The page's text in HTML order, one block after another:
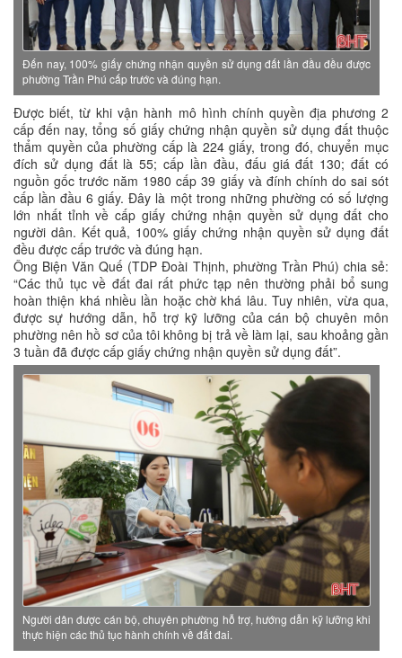
Đến nay, 100% giấy chứng nhận quyền sử dụng đất lần đầu đều được
phường Trần Phú cấp trước và đúng hạn.
Được biết, từ khi vận hành mô hình chính quyền địa phương 2
cấp đến nay, tổng số giấy chứng nhận quyền sử dụng đất thuộc
thẩm quyền của phường cấp là 224 giấy, trong đó, chuyển mục
đích sử dụng đất là 55; cấp lần đầu, đấu giá đất 130; đất có
nguồn gốc trước năm 1980 cấp 39 giấy và đính chính do sai sót
cấp lần đầu 6 giấy. Đây là một trong những phường có số lượng
lớn nhất tỉnh về cấp giấy chứng nhận quyền sử dụng đất cho
người dân. Kết quả, 100% giấy chứng nhận quyền sử dụng đất
đều được cấp trước và đúng hạn.
Ông Biện Văn Quế (TDP Đoài Thịnh, phường Trần Phú) chia sẻ:
“Các thủ tục về đất đai rất phức tạp nên thường phải bổ sung
hoàn thiện khá nhiều lần hoặc chờ khá lâu. Tuy nhiên, vừa qua,
được sự hướng dẫn, hỗ trợ kỹ lưỡng của cán bộ chuyên môn
phường nên hồ sơ của tôi không bị trả về làm lại, sau khoảng gần
3 tuần đã được cấp giấy chứng nhận quyền sử dụng đất”.
Người dân được cán bộ, chuyên phường hỗ trợ, hướng dẫn kỹ lưỡng khi
thực hiện các thủ tục hành chính về đất đai.